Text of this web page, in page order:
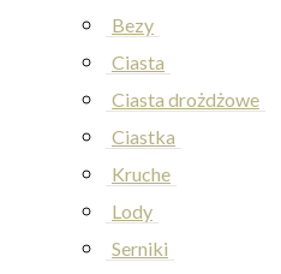
Bezy
Ciasta
Ciasta drożdżowe
Ciastka
Kruche
Lody
Serniki